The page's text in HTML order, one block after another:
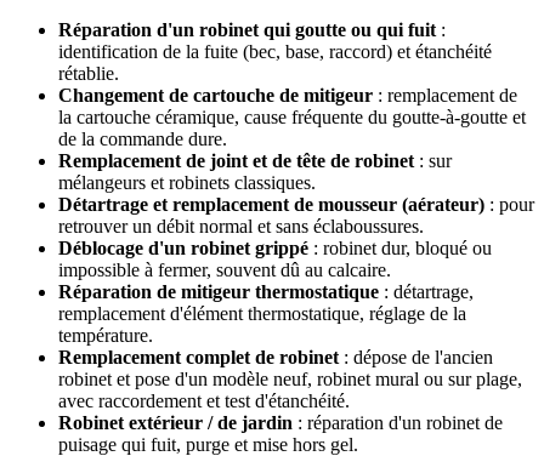
Réparation d'un robinet qui goutte ou qui fuit :
identification de la fuite (bec, base, raccord) et étanchéité
rétablie.
Changement de cartouche de mitigeur : remplacement de
la cartouche céramique, cause fréquente du goutte-à-goutte et
de la commande dure.
Remplacement de joint et de tête de robinet : sur
mélangeurs et robinets classiques.
Détartrage et remplacement de mousseur (aérateur) : pour
retrouver un débit normal et sans éclaboussures.
Déblocage d'un robinet grippé : robinet dur, bloqué ou
impossible à fermer, souvent dû au calcaire.
Réparation de mitigeur thermostatique : détartrage,
remplacement d'élément thermostatique, réglage de la
température.
Remplacement complet de robinet : dépose de l'ancien
robinet et pose d'un modèle neuf, robinet mural ou sur plage,
avec raccordement et test d'étanchéité.
Robinet extérieur / de jardin : réparation d'un robinet de
puisage qui fuit, purge et mise hors gel.